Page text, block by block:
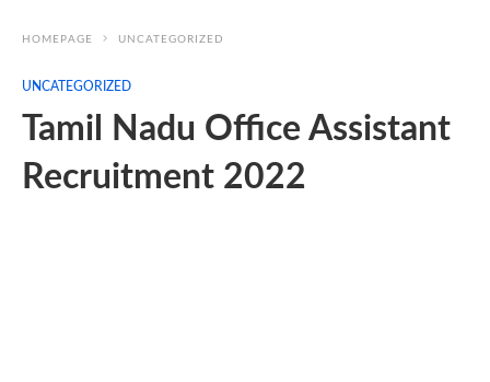
HOMEPAGE UNCATEGORIZED
UNCATEGORIZED
Tamil Nadu Office Assistant
Recruitment 2022